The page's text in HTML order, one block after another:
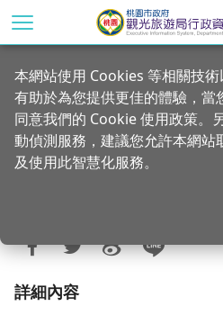
到
首頁 統計專區 統計資料發布
桃園市政府觀光旅遊局
系統
詳細內容
本網站使用 Cookies 等相關技
有助於為您提供更佳的體驗，當
同意我們的 Cookie 使用政策。
動偵測服務，建議您允許本網站
及使用此智慧化服務。